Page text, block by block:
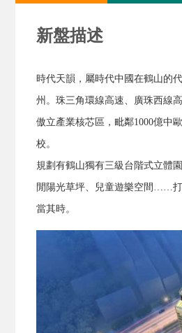
新盤描述
時代天韻，屬時代中國在鶴山的
州。 珠三角環線高速、廣珠西線
傲立產業核芯區，毗鄰1000億中
校。
規劃有鶴山獨有三級台階式立體
閒陽光草坪、兒童遊樂空間……打
當其時。